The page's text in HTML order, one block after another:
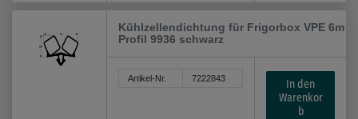
Kühlzellendichtung für Frigorbox VPE 6m
Profil 9936 schwarz
Artikel-Nr. 7222843
In den
Warenkor
b